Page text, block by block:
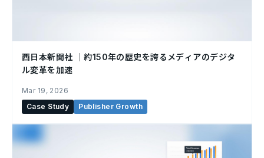
西日本新聞社 ｜約150年の歴史を誇るメディアのデジタ
ル変革を加速
Mar 19, 2026
Case Study
Publisher Growth